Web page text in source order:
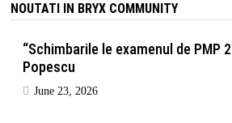
NOUTATI IN BRYX COMMUNITY
“Schimbarile le examenul de PMP
Popescu
June 23, 2026